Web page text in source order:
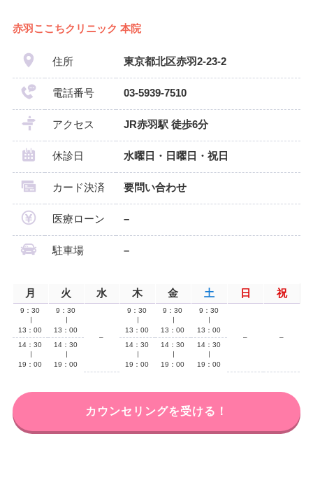
赤羽ここちクリニック 本院
住所 東京都北区赤羽2-23-2
電話番号 03-5939-7510
アクセス JR赤羽駅 徒歩6分
休診日 水曜日・日曜日・祝日
カード決済 要問い合わせ
医療ローン –
駐車場 –
月 火 水 木 金 土 日 祝
9：30
13：00
9：30
13：00
–
9：30
13：00
9：30
13：00
9：30
13：00
–
–
14：30
19：00
14：30
19：00
14：30
19：00
14：30
19：00
14：30
19：00
カウンセリングを受ける！